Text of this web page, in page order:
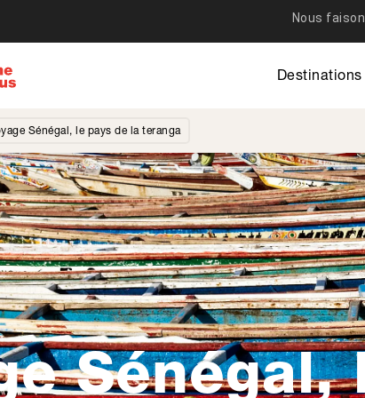
Destinations
Sénégal, le pays de la teranga
Sénégal,